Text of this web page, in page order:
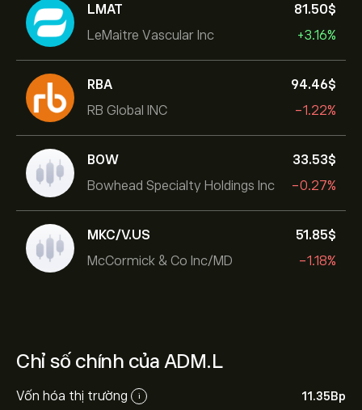
LMAT
LeMaitre Vascular Inc
81.50‎$‎
+3.16%
RBA
RB Global INC
94.46‎$‎
-1.22%
BOW
Bowhead Specialty Holdings Inc
33.53‎$‎
-0.27%
MKC/V.US
McCormick & Co Inc/MD
51.85‎$‎
-1.18%
Chỉ số chính của ADM.L
Vốn hóa thị trường i 11.35B‎p‎